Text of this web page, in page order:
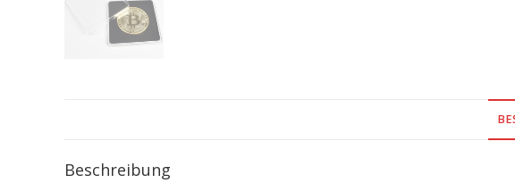
Beschreibung